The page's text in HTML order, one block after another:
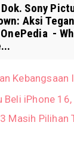
Sony
Aksi
-
Kebangsaan
Beli iPhone
Masih Pilihan